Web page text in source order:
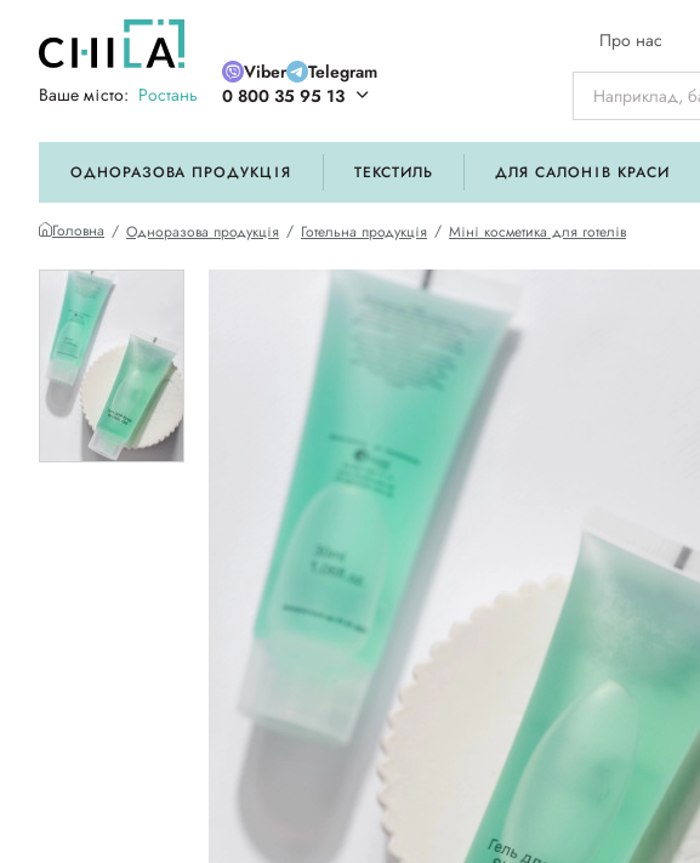
Ваше місто: Ростань
Viber
Telegram
0 800 35 95 13
Про нас
ОДНОРАЗОВА ПРОДУКЦІЯ ТЕКСТИЛЬ ДЛЯ САЛОНІВ КРАСИ
Головна Одноразова продукція Готельна продукція Міні косметика для готелів